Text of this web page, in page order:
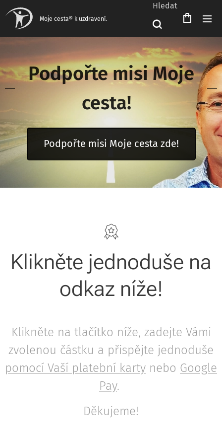
Moje cesta® k uzdravení.
Hledat
Podpořte misi Moje
cesta!
Podpořte misi Moje cesta zde!
Čeština‎
Klikněte jednoduše na
odkaz níže!
Klikněte na tlačítko níže, zadejte Vámi
zvolenou částku a přispějte jednoduše
pomocí Vaší platební karty nebo Google
Pay.
Děkujeme!